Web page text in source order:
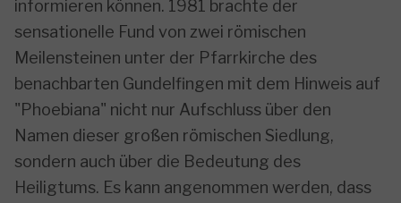
informieren können. 1981 brachte der
sensationelle Fund von zwei römischen
Meilensteinen unter der Pfarrkirche des
benachbarten Gundelfingen mit dem Hinweis auf
"Phoebiana" nicht nur Aufschluss über den
Namen dieser großen römischen Siedlung,
sondern auch über die Bedeutung des
Heiligtums. Es kann angenommen werden, dass